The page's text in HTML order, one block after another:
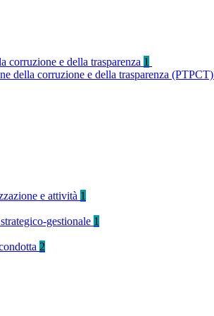
corruzione e della trasparenza 1
della corruzione e della trasparenza (PTPCT)
e attività 1
gestionale 1
2